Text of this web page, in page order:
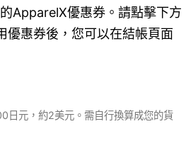
ApparelX優惠券。請點擊下方
優惠券後，您可以在結帳頁面
日元，約2美元。需自行換算成您的貨